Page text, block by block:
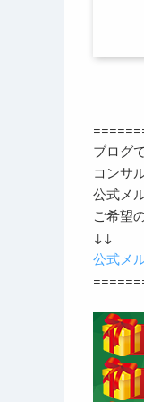
ブログ
コンサ
公式メ
ご希望
↓↓
公式メ